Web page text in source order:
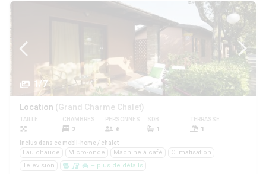
1/7
Location (Grand Charme Chalet)
TAILLE CHAMBRES
2
PERSONNES
6
SDB
1
TERRASSE
1
Inclus dans ce mobil-home / chalet
Eau chaude Micro-onde Machine à café
Climatisation
Télévision
+ plus de détails